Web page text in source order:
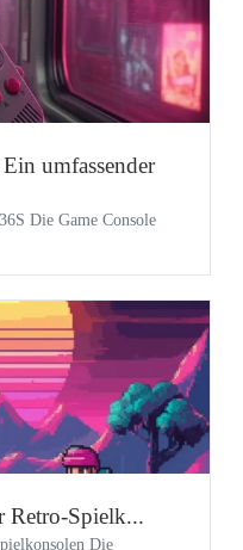
umfassender
Die Game Console
Retro-Spielk...
Die